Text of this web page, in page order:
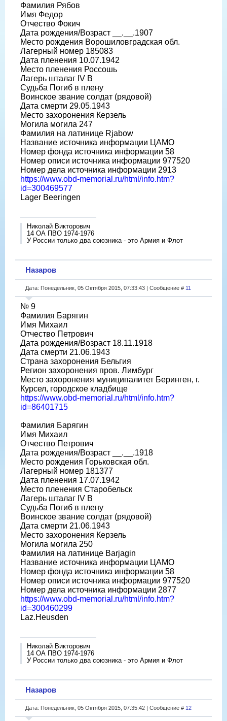
Фамилия Рябов
Имя Федор
Отчество Фокич
Дата рождения/Возраст __.__.1907
Место рождения Ворошиловградская обл.
Лагерный номер 185083
Дата пленения 10.07.1942
Место пленения Россошь
Лагерь шталаг IV B
Судьба Погиб в плену
Воинское звание солдат (рядовой)
Дата смерти 29.05.1943
Место захоронения Керзель
Могила могила 247
Фамилия на латинице Rjabow
Название источника информации ЦАМО
Номер фонда источника информации 58
Номер описи источника информации 977520
Номер дела источника информации 2913
https://www.obd-memorial.ru/html/info.htm?
id=300469577
Lager Beeringen
Николай Викторович
14 ОА ПВО 1974-1976
У России только два союзника - это Армия и Флот
Назаров
Дата: Понедельник, 05 Октября 2015, 07:33:43 | Сообщение # 11
№ 9
Фамилия Барягин
Имя Михаил
Отчество Петрович
Дата рождения/Возраст 18.11.1918
Дата смерти 21.06.1943
Страна захоронения Бельгия
Регион захоронения пров. Лимбург
Место захоронения муниципалитет Беринген, г.
Курсел, городское кладбище
https://www.obd-memorial.ru/html/info.htm?
id=86401715
Фамилия Барягин
Имя Михаил
Отчество Петрович
Дата рождения/Возраст __.__.1918
Место рождения Горьковская обл.
Лагерный номер 181377
Дата пленения 17.07.1942
Место пленения Старобельск
Лагерь шталаг IV B
Судьба Погиб в плену
Воинское звание солдат (рядовой)
Дата смерти 21.06.1943
Место захоронения Керзель
Могила могила 250
Фамилия на латинице Barjagin
Название источника информации ЦАМО
Номер фонда источника информации 58
Номер описи источника информации 977520
Номер дела источника информации 2877
https://www.obd-memorial.ru/html/info.htm?
id=300460299
Laz.Heusden
Николай Викторович
14 ОА ПВО 1974-1976
У России только два союзника - это Армия и Флот
Назаров
Дата: Понедельник, 05 Октября 2015, 07:35:42 | Сообщение # 12